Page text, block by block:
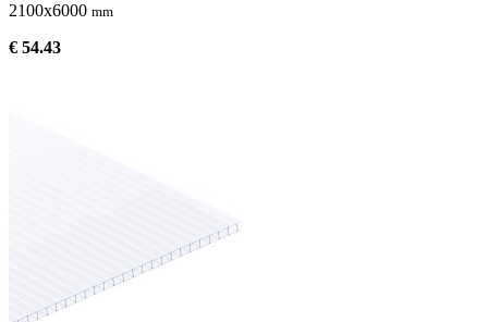
2100x6000 mm
€ 54.43